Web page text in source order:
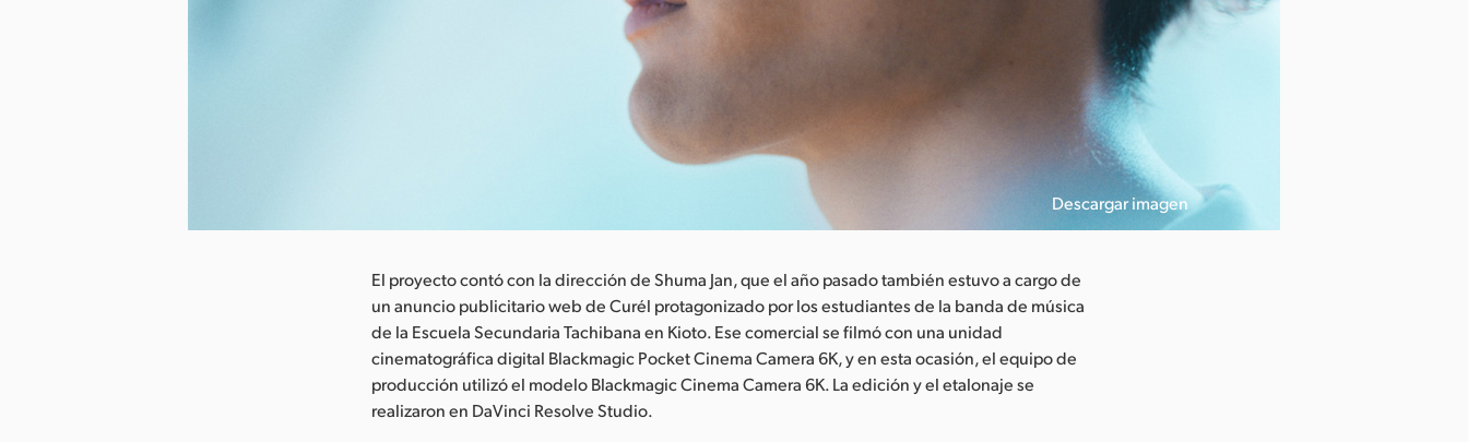
Descargar imagen
El proyecto contó con la dirección de Shuma Jan, que el año pasado también estuvo a cargo de
un anuncio publicitario web de Curél protagonizado por los estudiantes de la banda de música
de la Escuela Secundaria Tachibana en Kioto. Ese comercial se filmó con una unidad
cinematográfica digital Blackmagic Pocket Cinema Camera 6K, y en esta ocasión, el equipo de
producción utilizó el modelo Blackmagic Cinema Camera 6K. La edición y el etalonaje se
realizaron en DaVinci Resolve Studio.